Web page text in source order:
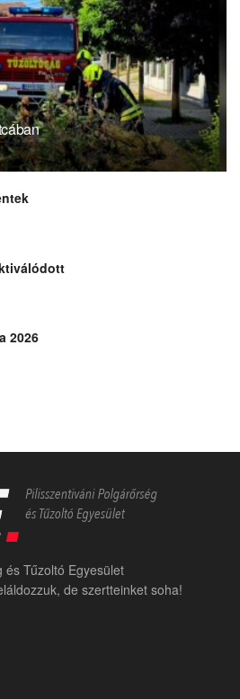
2026
és Tűzoltó Egyesület
de szertteinket soha!